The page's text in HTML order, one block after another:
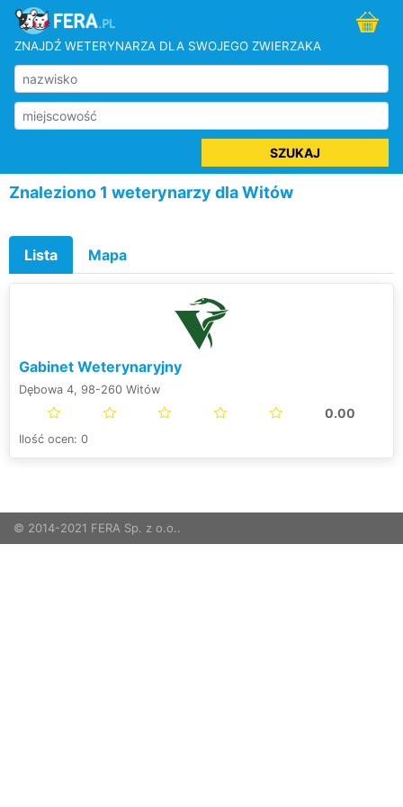
ZNAJDŹ WETERYNARZA DLA SWOJEGO ZWIERZAKA
SZUKAJ
Znaleziono 1 weterynarzy dla Witów
Lista Mapa
Gabinet Weterynaryjny
Dębowa 4, 98-260 Witów
0.00
Ilość ocen: 0
© 2014-2021 FERA Sp. z o.o..